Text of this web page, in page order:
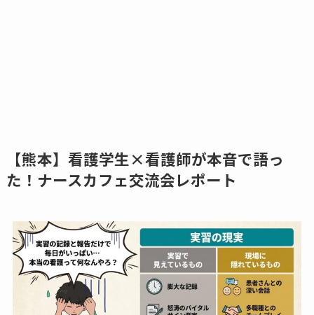
【熊本】看護学生×看護師が本音で語っ
た！ナースカフェ交流会レポート